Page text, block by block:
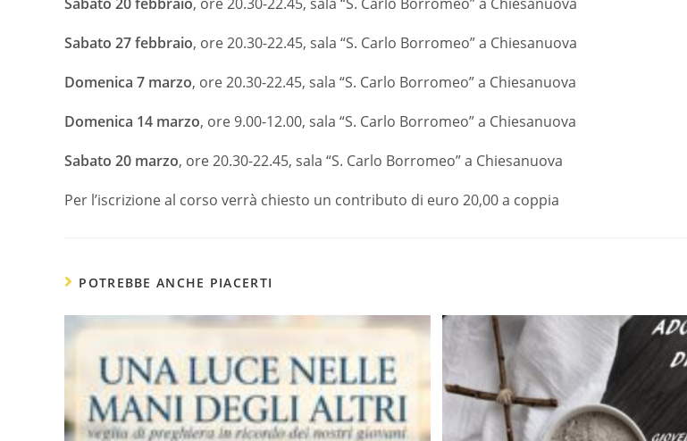
Sabato 27 febbraio, ore 20.30-22.45, sala “S. Carlo Borromeo” a Chiesanuova
Domenica 7 marzo, ore 20.30-22.45, sala “S. Carlo Borromeo” a Chiesanuova
Domenica 14 marzo, ore 9.00-12.00, sala “S. Carlo Borromeo” a Chiesanuova
Sabato 20 marzo, ore 20.30-22.45, sala “S. Carlo Borromeo” a Chiesanuova
Per l’iscrizione al corso verrà chiesto un contributo di euro 20,00 a coppia
POTREBBE ANCHE PIACERTI